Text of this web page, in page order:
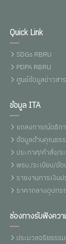
Quick Link
SDGs RBRU
PDPA RBRU
ศูนย์ข้อมูลข่าวสา
ข้อมูล ITA
แถลงการณ์อธิก
ข้อมูลด้านคุณธรร
ประกาศ/คำสั่ง/ร
พรบ./ระเบียบ/ข้
รายงานการเงินป
ราคากลางอุปก
ช่องทางรับฟังคว
ประมวลจริยธรร